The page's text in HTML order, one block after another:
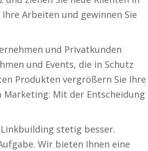
Arbeiten und gewinnen Sie
und Privatkunden
und Events, die in Schutz
Produkten vergrößern Sie Ihre
Marketing: Mit der Entscheidung
stetig besser.
Wir bieten Ihnen eine